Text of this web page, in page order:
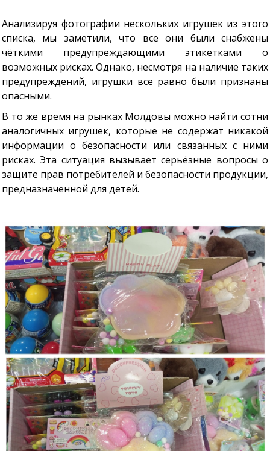
Анализируя фотографии нескольких игрушек из этого
списка, мы заметили, что все они были снабжены
чёткими предупреждающими этикетками о
возможных рисках. Однако, несмотря на наличие таких
предупреждений, игрушки всё равно были признаны
опасными.
В то же время на рынках Молдовы можно найти сотни
аналогичных игрушек, которые не содержат никакой
информации о безопасности или связанных с ними
рисках. Эта ситуация вызывает серьёзные вопросы о
защите прав потребителей и безопасности продукции,
предназначенной для детей.